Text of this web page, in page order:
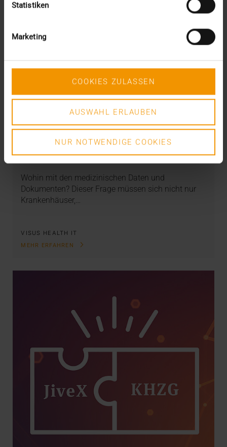
Statistiken
Marketing
COOKIES ZULASSEN
AUSWAHL ERLAUBEN
NUR NOTWENDIGE COOKIES
Archivlösung in Rehazentren: Das HCM
als KIS-Kompagnon
Wohin mit den medizinischen Daten und
Dokumenten? Dieser Frage müssen sich nicht nur
Krankenhäuser,…
VISUS HEALTH IT
MEHR ERFAHREN